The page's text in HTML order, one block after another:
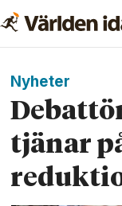
Nyheter
tjänar